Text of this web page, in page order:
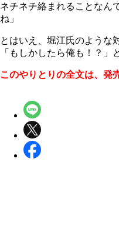
ネチネチ絡まれることなん
ね」
とはいえ、堀江氏のような
「もしかしたら俺も！？」
このやりとりの全文は、発